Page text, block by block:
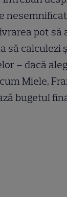
pot să
să calculezi
– dacă
Miele,
bugetul